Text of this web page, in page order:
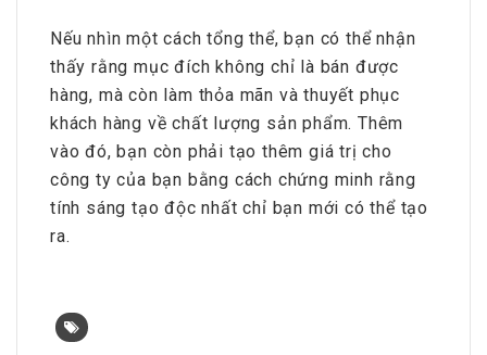
Nếu nhìn một cách tổng thể, bạn có thể nhận
thấy rằng mục đích không chỉ là bán được
hàng, mà còn làm thỏa mãn và thuyết phục
khách hàng về chất lượng sản phẩm. Thêm
vào đó, bạn còn phải tạo thêm giá trị cho
công ty của bạn bằng cách chứng minh rằng
tính sáng tạo độc nhất chỉ bạn mới có thể tạo
ra.